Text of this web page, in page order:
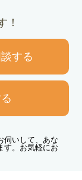
！
する
伺いして、あな
す。お気軽にお